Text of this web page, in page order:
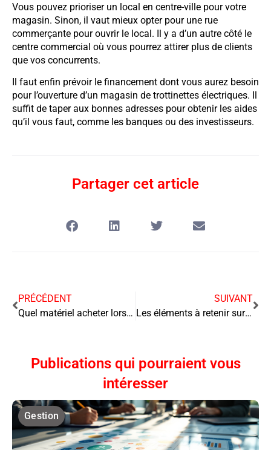
Vous pouvez prioriser un local en centre-ville pour votre
magasin. Sinon, il vaut mieux opter pour une rue
commerçante pour ouvrir le local. Il y a d’un autre côté le
centre commercial où vous pourrez attirer plus de clients
que vos concurrents.
Il faut enfin prévoir le financement dont vous aurez besoin
pour l’ouverture d’un magasin de trottinettes électriques. Il
suffit de taper aux bonnes adresses pour obtenir les aides
qu’il vous faut, comme les banques ou des investisseurs.
Partager cet article
PRÉCÉDENT
Quel matériel acheter lorsqu’on s’installe en tant que glacier à son compte ?
SUIVANT
Les éléments à retenir sur le business de sac à main contrefait
Publications qui pourraient vous
intéresser
Gestion